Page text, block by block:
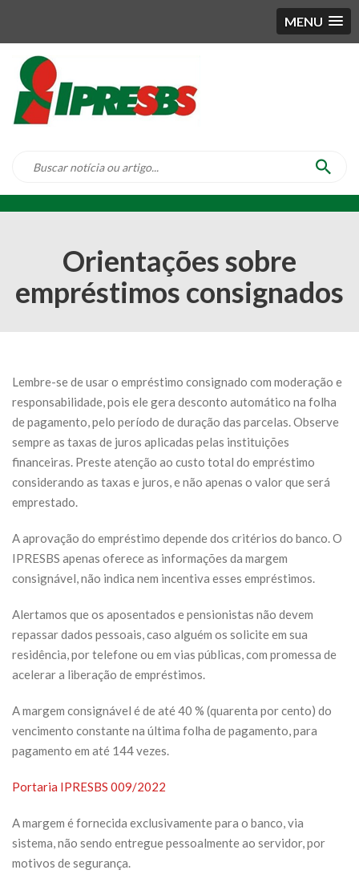
MENU
Orientações sobre
empréstimos consignados
Lembre-se de usar o empréstimo consignado com moderação e
responsabilidade, pois ele gera desconto automático na folha
de pagamento, pelo período de duração das parcelas. Observe
sempre as taxas de juros aplicadas pelas instituições
financeiras. Preste atenção ao custo total do empréstimo
considerando as taxas e juros, e não apenas o valor que será
emprestado.
A aprovação do empréstimo depende dos critérios do banco. O
IPRESBS apenas oferece as informações da margem
consignável, não indica nem incentiva esses empréstimos.
Alertamos que os aposentados e pensionistas não devem
repassar dados pessoais, caso alguém os solicite em sua
residência, por telefone ou em vias públicas, com promessa de
acelerar a liberação de empréstimos.
A margem consignável é de até 40 % (quarenta por cento) do
vencimento constante na última folha de pagamento, para
pagamento em até 144 vezes.
Portaria IPRESBS 009/2022
A margem é fornecida exclusivamente para o banco, via
sistema, não sendo entregue pessoalmente ao servidor, por
motivos de segurança.